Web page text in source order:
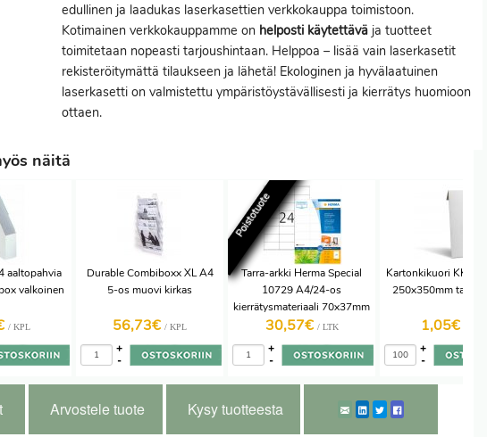
edullinen ja laadukas laserkasettien verkkokauppa toimistoon.
Kotimainen verkkokauppamme on helposti käytettävä ja tuotteet
toimitetaan nopeasti tarjoushintaan. Helppoa – lisää vain laserkasetit
rekisteröitymättä tilaukseen ja lähetä! Ekologinen ja hyvälaatuinen
laserkasetti on valmistettu ympäristöystävällisesti ja kierrätys huomioon
ottaen.
näitä
aaltopahvia
valkoinen
/ KPL
Durable Combiboxx XL A4
5-os muovi kirkas
56,73€ / KPL
-
+
Poistotuote
Tarra-arkki Herma Special
10729 A4/24-os
kierrätysmateriaali 70x37mm
80ark
30,57€ / LTK
-
+
Kartonkikuori KK5
250x350mm
1,05€
-
+
Arvostele tuote Kysy tuotteesta